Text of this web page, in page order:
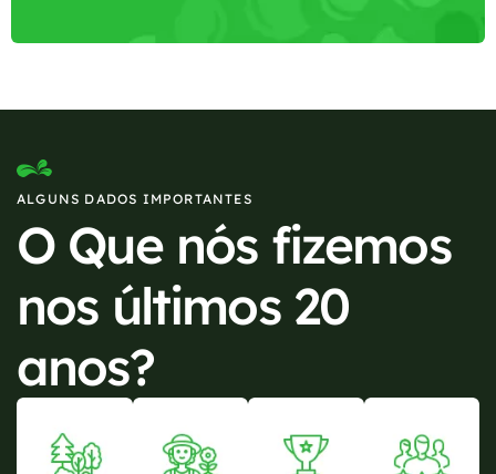
ALGUNS DADOS IMPORTANTES
O Que nós fizemos
nos últimos 20
anos?